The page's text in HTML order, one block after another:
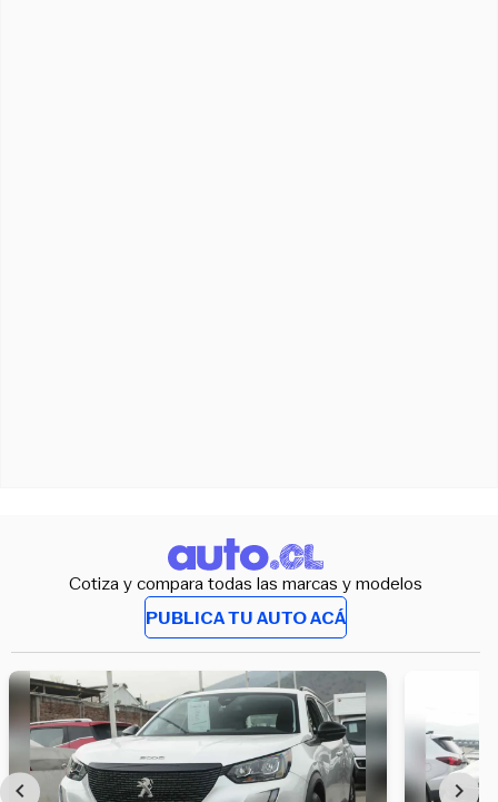
Cotiza y compara todas las marcas y modelos
PUBLICA TU AUTO ACÁ